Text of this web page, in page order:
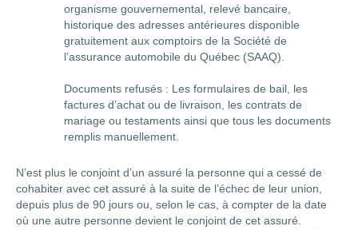
organisme gouvernemental, relevé bancaire,
historique des adresses antérieures disponible
gratuitement aux comptoirs de la Société de
l’assurance automobile du Québec (SAAQ).
Documents refusés : Les formulaires de bail, les
factures d’achat ou de livraison, les contrats de
mariage ou testaments ainsi que tous les documents
remplis manuellement.
N’est plus le conjoint d’un assuré la personne qui a cessé de
cohabiter avec cet assuré à la suite de l’échec de leur union,
depuis plus de 90 jours ou, selon le cas, à compter de la date
où une autre personne devient le conjoint de cet assuré.